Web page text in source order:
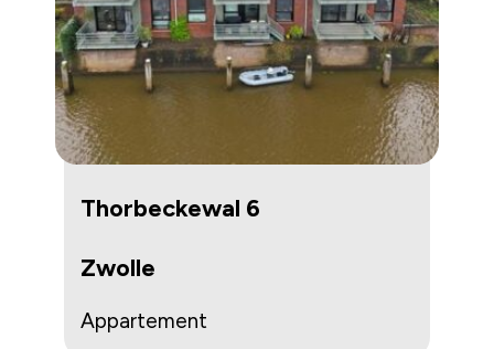
Thorbeckewal 6
Zwolle
Appartement